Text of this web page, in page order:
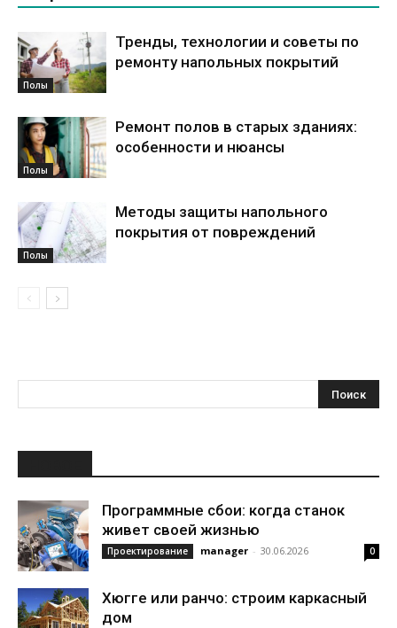
Полы
Тренды, технологии и советы по
ремонту напольных покрытий
Полы
Ремонт полов в старых зданиях:
особенности и нюансы
Полы
Методы защиты напольного
покрытия от повреждений
Программные сбои: когда станок
живет своей жизнью
Проектирование manager - 30.06.2026 0
Хюгге или ранчо: строим каркасный
дом